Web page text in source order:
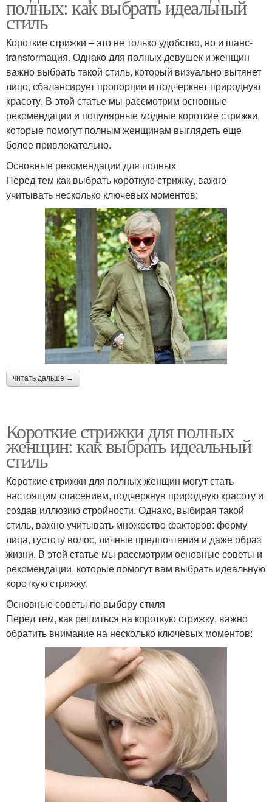
полных: как выбрать идеальный
стиль
Короткие стрижки – это не только удобство, но и шанс-
transformация. Однако для полных девушек и женщин
важно выбрать такой стиль, который визуально вытянет
лицо, сбалансирует пропорции и подчеркнет природную
красоту. В этой статье мы рассмотрим основные
рекомендации и популярные модные короткие стрижки,
которые помогут полным женщинам выглядеть еще
более привлекательно.
Основные рекомендации для полных
Перед тем как выбрать короткую стрижку, важно
учитывать несколько ключевых моментов:
читать дальше →
Короткие стрижки для полных
женщин: как выбрать идеальный
стиль
Короткие стрижки для полных женщин могут стать
настоящим спасением, подчеркнув природную красоту и
создав иллюзию стройности. Однако, выбирая такой
стиль, важно учитывать множество факторов: форму
лица, густоту волос, личные предпочтения и даже образ
жизни. В этой статье мы рассмотрим основные советы и
рекомендации, которые помогут вам выбрать идеальную
короткую стрижку.
Основные советы по выбору стиля
Перед тем, как решиться на короткую стрижку, важно
обратить внимание на несколько ключевых моментов: